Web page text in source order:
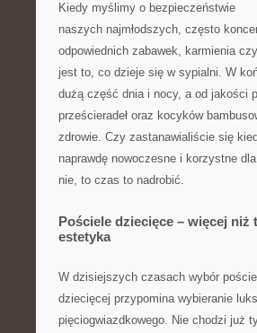
Kiedy myślimy o bezpieczeństwie
naszych najmłodszych, często
odpowiednich zabawek, karmienia
jest to, co dzieje się w sypialni. W
dużą część dnia i nocy, a od jakości
prześcieradeł oraz kocyków
zdrowie. Czy zastanawialiście się
naprawdę nowoczesne i korzystne
nie, to czas to nadrobić.
Pościele dziecięce – więcej niż
estetyka
W dzisiejszych czasach wybór
dziecięcej przypomina wybieranie
pięciogwiazdkowego. Nie chodzi już